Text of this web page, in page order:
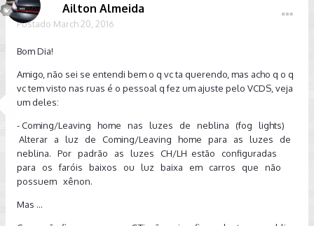
Ailton Almeida
Postado March 20, 2016
Bom Dia!
Amigo, não sei se entendi bem o q vc ta querendo, mas acho q o q
vc tem visto nas ruas é o pessoal q fez um ajuste pelo VCDS, veja
um deles:
- Coming/Leaving home nas luzes de neblina (fog lights)
Alterar a luz de Coming/Leaving home para as luzes de
neblina. Por padrão as luzes CH/LH estão configuradas
para os faróis baixos ou luz baixa em carros que não
possuem xênon.
Mas ...